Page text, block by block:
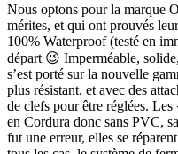
Nous optons pour la marque
mérites, et qui ont prouvés
100% Waterproof (testé en
départ 😉 Imperméable,
s’est porté sur la nouvelle
plus résistant, et avec des
de clefs pour être réglées.
en Cordura donc sans PVC,
fut une erreur, elles se